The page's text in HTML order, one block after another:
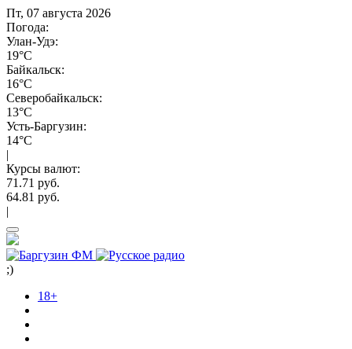
Пт, 07 августа 2026
Погода:
Улан-Удэ:
19°C
Байкальск:
16°C
Северобайкальск:
13°C
Усть-Баргузин:
14°C
|
Курсы валют:
71.71 руб.
64.81 руб.
|
;)
18+